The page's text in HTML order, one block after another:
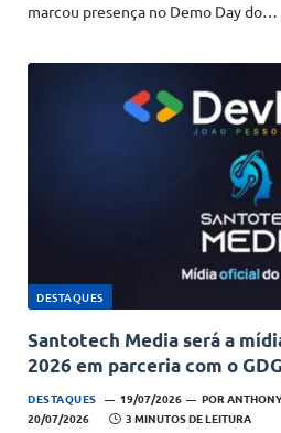
marcou presença no Demo Day do…
DESTAQUES
Santotech Media será a
2026 em parceria com o
DESTAQUES 19/07/2026 POR
20/07/2026
3 MINUTOS DE LEITURA